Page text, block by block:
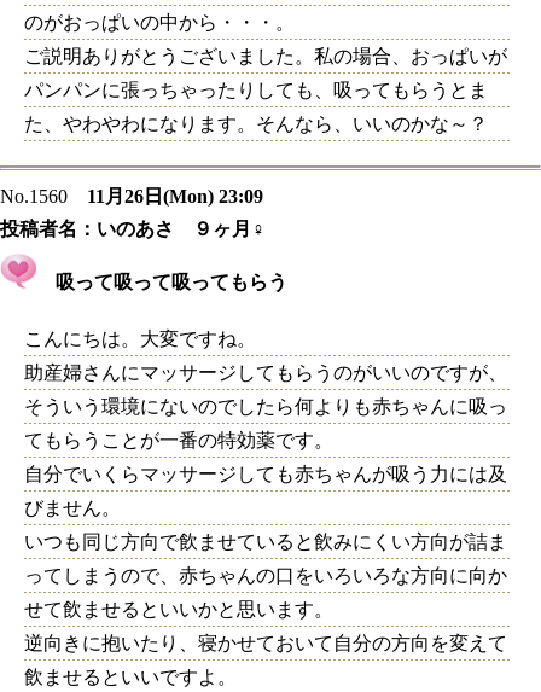
のがおっぱいの中から・・・。
ご説明ありがとうございました。私の場合、おっぱいが
パンパンに張っちゃったりしても、吸ってもらうとま
た、やわやわになります。そんなら、いいのかな～？
No.1560
11月26日(Mon) 23:09
投稿者名： いのあさ ９ヶ月♀
吸って吸って吸ってもらう
こんにちは。大変ですね。
助産婦さんにマッサージしてもらうのがいいのですが、
そういう環境にないのでしたら何よりも赤ちゃんに吸っ
てもらうことが一番の特効薬です。
自分でいくらマッサージしても赤ちゃんが吸う力には及
びません。
いつも同じ方向で飲ませていると飲みにくい方向が詰ま
ってしまうので、赤ちゃんの口をいろいろな方向に向か
せて飲ませるといいかと思います。
逆向きに抱いたり、寝かせておいて自分の方向を変えて
飲ませるといいですよ。